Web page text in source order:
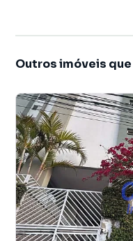
Outros imóveis